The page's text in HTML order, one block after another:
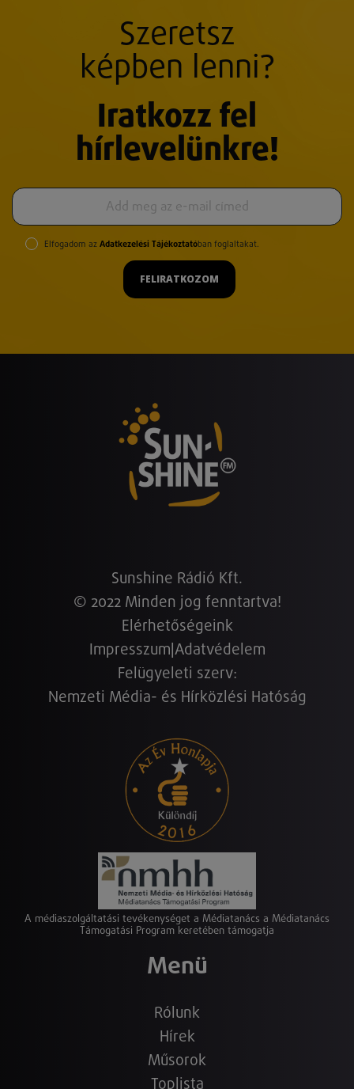
Szeretsz
képben lenni?
Iratkozz fel
hírlevelünkre!
Elfogadom az Adatkezelési Tájékoztatóban foglaltakat.
FELIRATKOZOM
Sunshine Rádió Kft.
© 2022 Minden jog fenntartva!
Elérhetőségeink
Impresszum Adatvédelem
Felügyeleti szerv:
Nemzeti Média- és Hírközlési Hatóság
A médiaszolgáltatási tevékenységet a Médiatanács a Médiatanács
Támogatási Program keretében támogatja
Menü
Rólunk
Hírek
Műsorok
Toplista